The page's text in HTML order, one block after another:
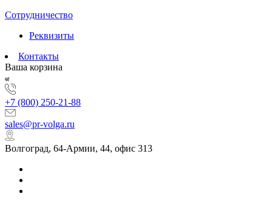
Сотрудничество
Реквизиты
Контакты
Ваша корзина
+7 (800) 250-21-88
sales@pr-volga.ru
Волгоград, 64-Армии, 44, офис 313